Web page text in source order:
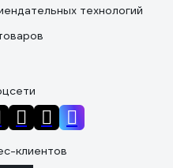
технологий
клиентов